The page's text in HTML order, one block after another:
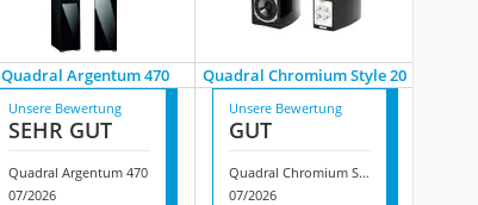
Quadral Argentum 470
Quadral Chromium Style 20
Unsere Bewertung
SEHR GUT
Quadral Argentum 470
07/2026
Unsere Bewertung
GUT
Quadral Chromium Style 20
07/2026